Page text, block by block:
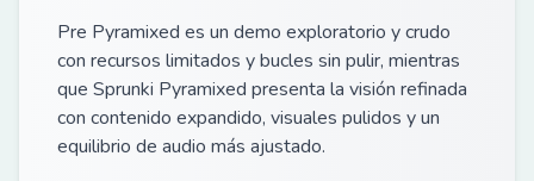
Pre Pyramixed es un demo exploratorio y crudo
con recursos limitados y bucles sin pulir, mientras
que Sprunki Pyramixed presenta la visión refinada
con contenido expandido, visuales pulidos y un
equilibrio de audio más ajustado.